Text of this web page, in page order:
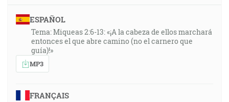
ESPAÑOL
Tema: Miqueas 2:6-13: «¡A la cabeza de ellos marchará
entonces el que abre camino (no el carnero que
guía)!»
MP3
FRANÇAIS